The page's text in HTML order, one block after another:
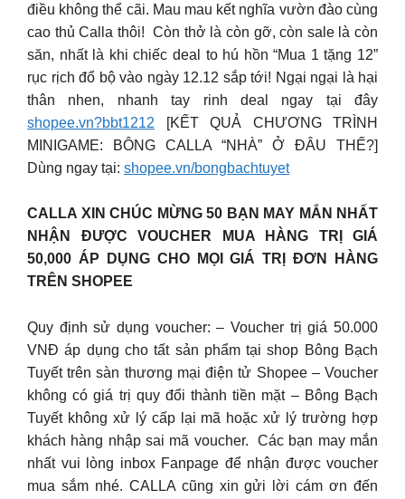
điều không thể cãi. Mau mau kết nghĩa vườn đào cùng
cao thủ Calla thôi! ️ Còn thở là còn gỡ, còn sale là còn
săn, nhất là khi chiếc deal to hú hồn “Mua 1 tặng 12”
rục rịch đổ bộ vào ngày 12.12 sắp tới! Ngại ngại là hại
thân nhen, nhanh tay rinh deal ngay tại đây
shopee.vn?bbt1212 [KẾT QUẢ CHƯƠNG TRÌNH
MINIGAME: BÔNG CALLA “NHÀ” Ở ĐÂU THẾ?]
Dùng ngay tại: shopee.vn/bongbachtuyet
CALLA XIN CHÚC MỪNG 50 BẠN MAY MẮN NHẤT
NHẬN ĐƯỢC VOUCHER MUA HÀNG TRỊ GIÁ
50,000 ÁP DỤNG CHO MỌI GIÁ TRỊ ĐƠN HÀNG
TRÊN SHOPEE
Quy định sử dụng voucher: – Voucher trị giá 50.000
VNĐ áp dụng cho tất sản phẩm tại shop Bông Bạch
Tuyết trên sàn thương mại điện tử Shopee – Voucher
không có giá trị quy đổi thành tiền mặt – Bông Bạch
Tuyết không xử lý cấp lại mã hoặc xử lý trường hợp
khách hàng nhập sai mã voucher. ️ Các bạn may mắn
nhất vui lòng inbox Fanpage để nhận được voucher
mua sắm nhé. CALLA cũng xin gửi lời cám ơn đến